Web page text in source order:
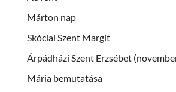
Márton nap
Skóciai Szent Margit
Árpádházi Szent Erzsébet
Mária bemutatása